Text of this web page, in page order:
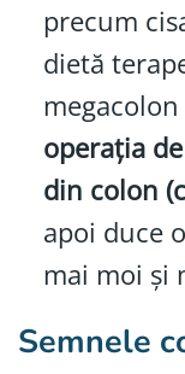
precum
dietă
operația
din colon
apoi duce
mai moi și
Semnele